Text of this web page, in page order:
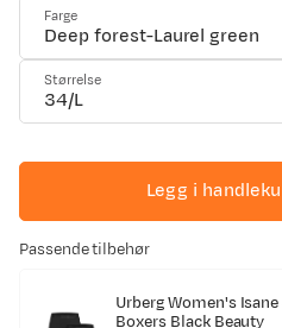
Farge
Deep forest-Laurel green
Størrelse
34/L
Legg i
Passende tilbehør
Urberg Women's
Boxers Black Beauty